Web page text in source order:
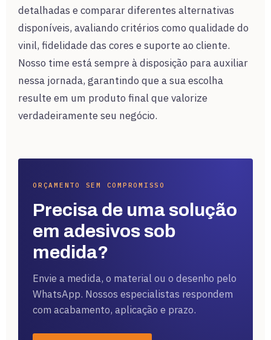
detalhadas e comparar diferentes alternativas
disponíveis, avaliando critérios como qualidade do
vinil, fidelidade das cores e suporte ao cliente.
Nosso time está sempre à disposição para auxiliar
nessa jornada, garantindo que a sua escolha
resulte em um produto final que valorize
verdadeiramente seu negócio.
ORÇAMENTO SEM COMPROMISSO
Precisa de uma solução
em adesivos sob
medida?
Envie a medida, o material ou o desenho pelo
WhatsApp. Nossos especialistas respondem
com acabamento, aplicação e prazo.